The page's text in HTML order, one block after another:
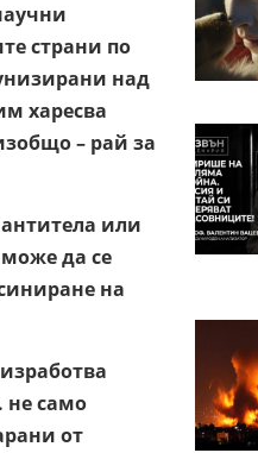
страни по
над
харесва
– рай за
или
да се
на
не само
от